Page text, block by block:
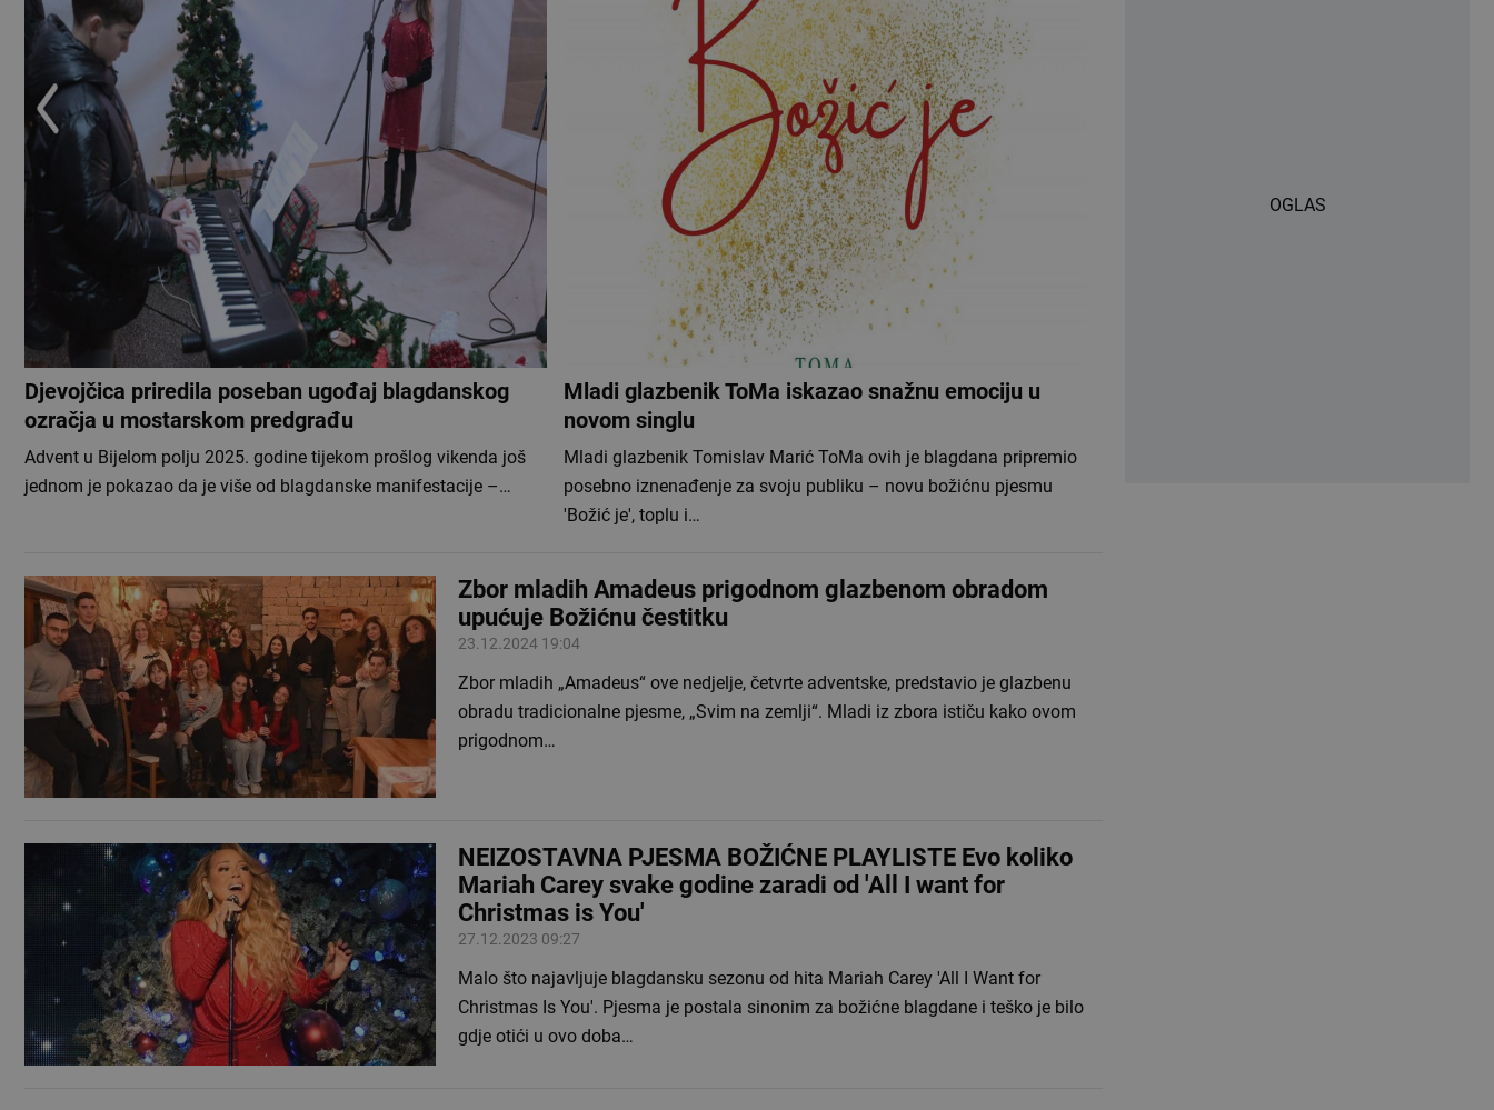
Djevojčica priredila poseban ugođaj blagdanskog
ozračja u mostarskom predgrađu
Advent u Bijelom polju 2025. godine tijekom prošlog vikenda još
jednom je pokazao da je više od blagdanske manifestacije –…
Mladi glazbenik ToMa iskazao snažnu emociju u
novom singlu
Mladi glazbenik Tomislav Marić ToMa ovih je blagdana pripremio
posebno iznenađenje za svoju publiku – novu božićnu pjesmu
'Božić je', toplu i…
Zbor mladih Amadeus prigodnom glazbenom obradom
upućuje Božićnu čestitku
23.12.2024 19:04
Zbor mladih „Amadeus“ ove nedjelje, četvrte adventske, predstavio je glazbenu
obradu tradicionalne pjesme, „Svim na zemlji“. Mladi iz zbora ističu kako ovom
prigodnom…
NEIZOSTAVNA PJESMA BOŽIĆNE PLAYLISTE Evo koliko
Mariah Carey svake godine zaradi od 'All I want for
Christmas is You'
27.12.2023 09:27
Malo što najavljuje blagdansku sezonu od hita Mariah Carey 'All I Want for
Christmas Is You'. Pjesma je postala sinonim za božićne blagdane i teško je bilo
gdje otići u ovo doba…
OGLAS